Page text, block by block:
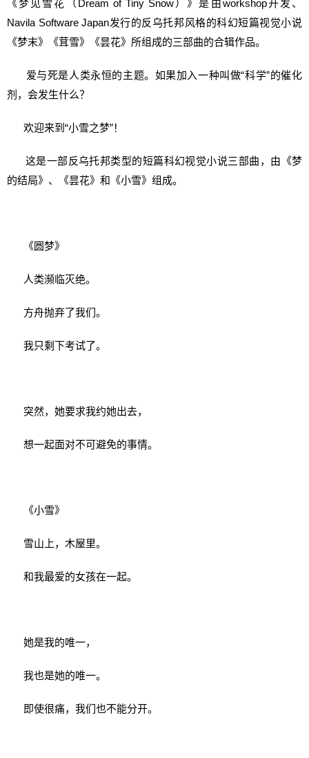
《梦见雪花（Dream of Tiny Snow）》是由workshop开发、
Navila Software Japan发行的反乌托邦风格的科幻短篇视觉小说
《梦末》《茸雪》《昙花》所组成的三部曲的合辑作品。
爱与死是人类永恒的主题。如果加入一种叫做“科学”的催化
剂，会发生什么？
欢迎来到“小雪之梦”！
这是一部反乌托邦类型的短篇科幻视觉小说三部曲，由《梦
的结局》、《昙花》和《小雪》组成。
《圆梦》
人类濒临灭绝。
方舟抛弃了我们。
我只剩下考试了。
突然，她要求我约她出去，
想一起面对不可避免的事情。
《小雪》
雪山上，木屋里。
和我最爱的女孩在一起。
她是我的唯一，
我也是她的唯一。
即使很痛，我们也不能分开。